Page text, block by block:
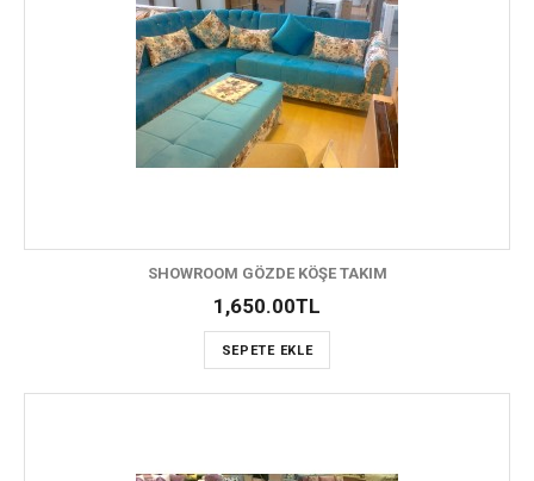
SHOWROOM GÖZDE KÖŞE TAKIM
1,650.00TL
SEPETE EKLE